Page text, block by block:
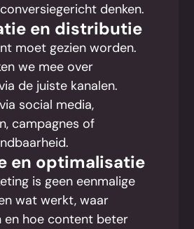
conversiegericht denken.
en distributie
moet gezien worden.
we mee over
de juiste kanalen.
social media,
campagnes of
en optimalisatie
is geen eenmalige
wat werkt, waar
en hoe content beter